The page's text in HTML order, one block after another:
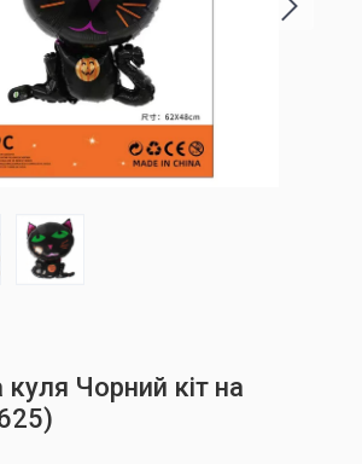
Чорний кіт на